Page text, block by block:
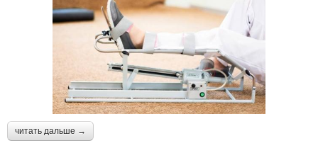
читать дальше →